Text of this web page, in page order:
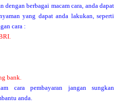
dengan berbagai macam cara, anda dapat
yang dapat anda lakukan, seperti
cara :
bank.
cara pembayaran jangan sungkan
anda.